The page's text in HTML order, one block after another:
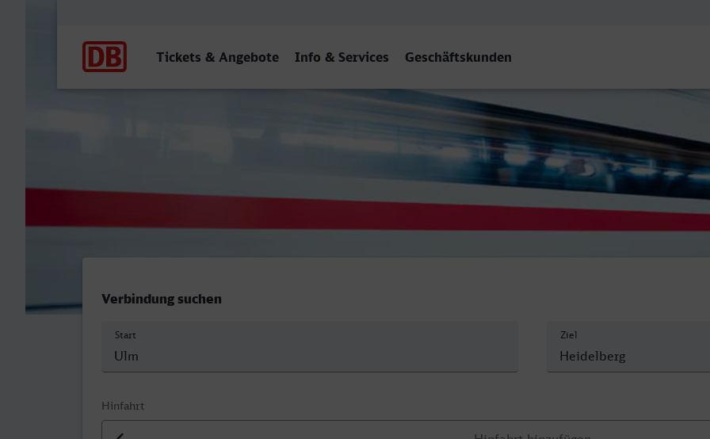
Tickets & Angebote Info & Services Geschäftskunden
Verbindung suchen
Start Ziel
Hinfahrt
Datum der Hinfahrt